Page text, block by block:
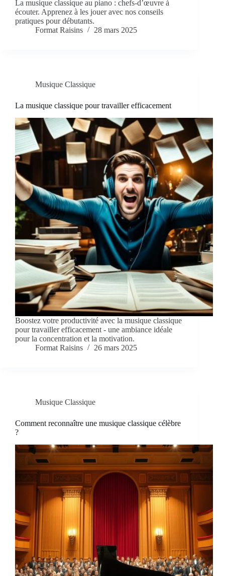
La musique classique au piano : chefs-d’œuvre à
écouter. Apprenez à les jouer avec nos conseils
pratiques pour débutants.
Format Raisins
28 mars 2025
Musique Classique
La musique classique pour travailler efficacement
Boostez votre productivité avec la musique classique
pour travailler efficacement - une ambiance idéale
pour la concentration et la motivation.
Format Raisins
26 mars 2025
Musique Classique
Comment reconnaître une musique classique célèbre
?